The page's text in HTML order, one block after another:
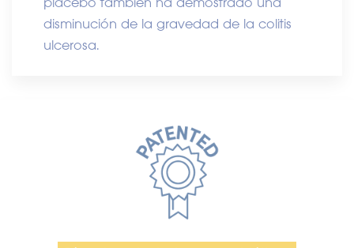
disminución de la gravedad de la colitis
ulcerosa.